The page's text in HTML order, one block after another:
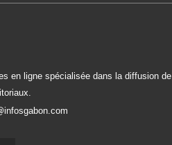
en ligne spécialisée dans la diffusion de